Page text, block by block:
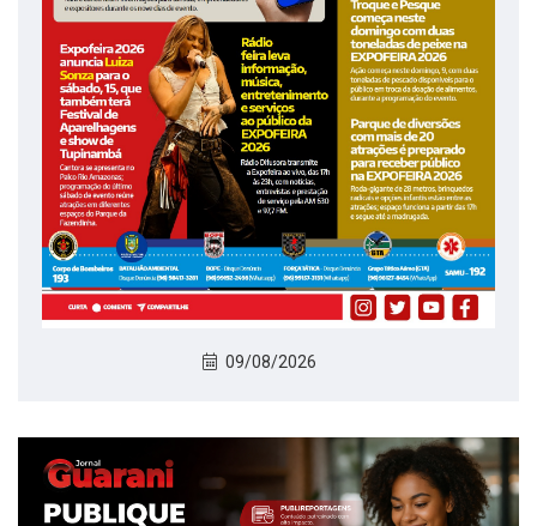
09/08/2026